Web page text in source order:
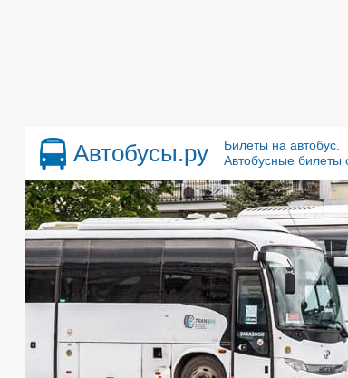
Автобусы.ру
Билеты на автобус.
Автобусные билеты